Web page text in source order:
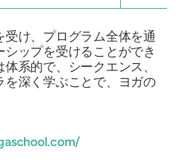
け、プログラム全体を通
ップを受けることができ
系的で、シークエンス、
を深く学ぶことで、ヨガの